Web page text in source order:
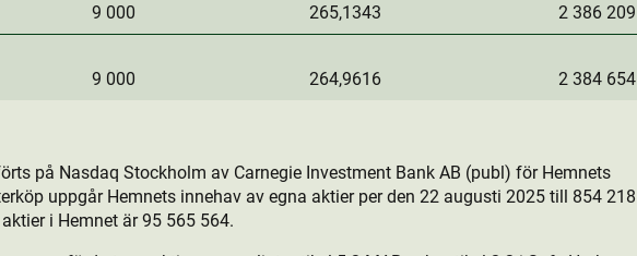
9 000 265,1343 2 386 209
9 000 264,9616 2 384 654
på Nasdaq Stockholm av Carnegie Investment Bank AB (publ) för Hemnets
uppgår Hemnets innehav av egna aktie­r per den 22 augusti 2025 till 854 218
i Hemnet är 95 565 564.